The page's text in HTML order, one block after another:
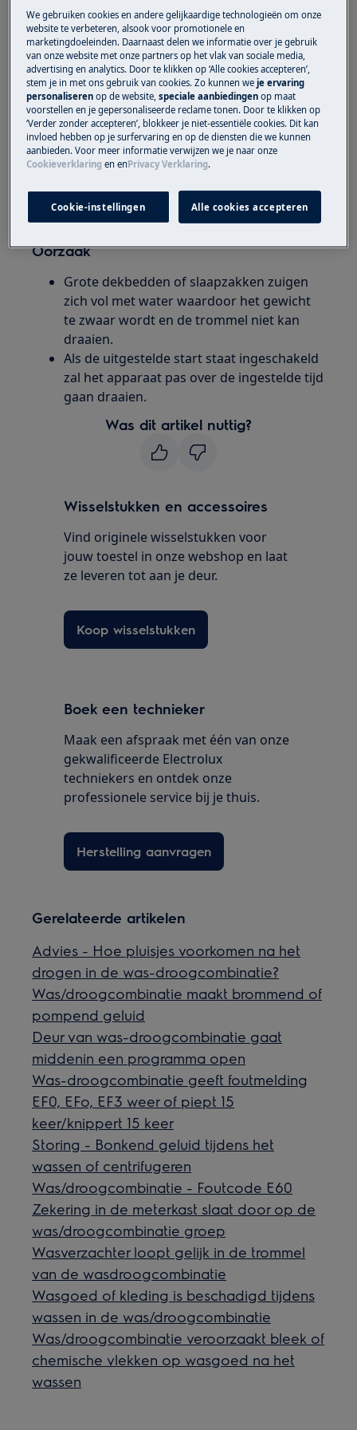
Oplossing
Was geen grote dekbedden of
slaapzakken
Gebruik geen uitgestelde start
Neem contact op met onze servicedienst
voor een afspraak.
Wanneer de bovenstaande suggesties het
probleem niet hebben opgelost, adviseren wij
een bezoek van een technicus aan te vragen.
Oorzaak
Grote dekbedden of slaapzakken zuigen
zich vol met water waardoor het gewicht
te zwaar wordt en de trommel niet kan
draaien.
Als de uitgestelde start staat ingeschakeld
zal het apparaat pas over de ingestelde tijd
gaan draaien.
Was dit artikel nuttig?
Wisselstukken en accessoires
Vind originele wisselstukken voor
jouw toestel in onze webshop en laat
ze leveren tot aan je deur.
Koop wisselstukken
Boek een technieker
Maak een afspraak met één van onze
gekwalificeerde Electrolux
techniekers en ontdek onze
professionele service bij je thuis.
Herstelling aanvragen
Gerelateerde artikelen
Advies - Hoe pluisjes voorkomen na het
drogen in de was-droogcombinatie?
Was/droogcombinatie maakt brommend of
pompend geluid
Deur van was-droogcombinatie gaat
middenin een programma open
Was-droogcombinatie geeft foutmelding
EF0, EFo, EF3 weer of piept 15
keer/knippert 15 keer
Storing - Bonkend geluid tijdens het
wassen of centrifugeren
Was/droogcombinatie - Foutcode E60
Zekering in de meterkast slaat door op de
was/droogcombinatie groep
Wasverzachter loopt gelijk in de trommel
van de wasdroogcombinatie
Wasgoed of kleding is beschadigd tijdens
wassen in de was/droogcombinatie
Was/droogcombinatie veroorzaakt bleek of
chemische vlekken op wasgoed na het
wassen
We gebruiken cookies en andere gelijkaardige technologieën om onze
website te verbeteren, alsook voor promotionele en
marketingdoeleinden. Daarnaast delen we informatie over je gebruik
van onze website met onze partners op het vlak van sociale media,
advertising en analytics. Door te klikken op ‘Alle cookies accepteren’,
stem je in met ons gebruik van cookies. Zo kunnen weje ervaring
personaliseren op de website,speciale aanbiedingen op maat
voorstellen en je gepersonaliseerde reclame tonen. Door te klikken op
‘Verder zonder accepteren’, blokkeer je niet-essentiële cookies. Dit kan
invloed hebben op je surfervaring en op de diensten die we kunnen
aanbieden. Voor meer informatie verwijzen we je naar onze
Cookieverklaring enenPrivacy Verklaring.
Cookie-instellingen Alle cookies accepteren